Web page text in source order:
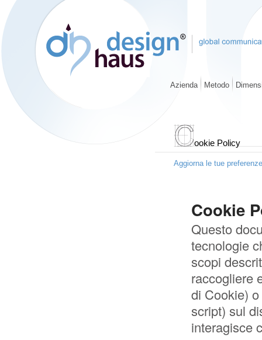
Azienda Metodo
ookie Policy
Aggiorna le tue
Cookie
Questo
tecnologie
scopi
raccogliere
di Cookie)
script) sul
interagisce